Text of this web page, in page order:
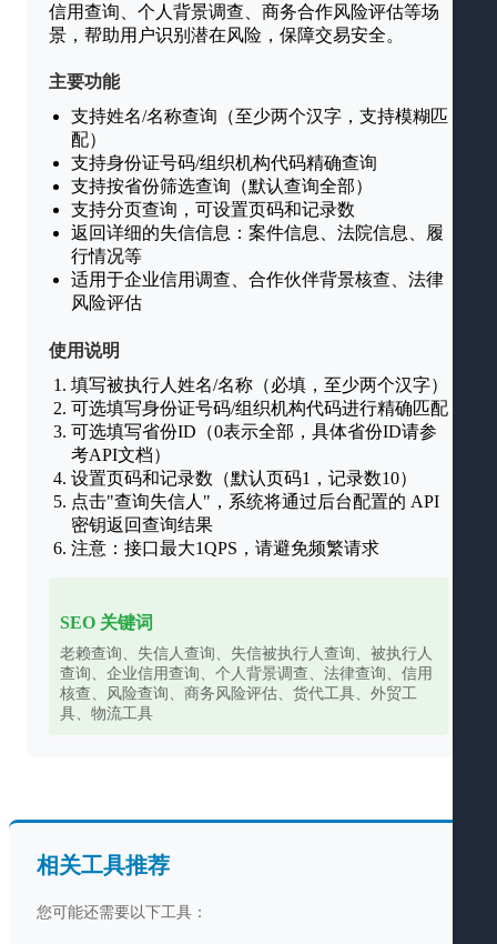
信用查询、个人背景调查、商务合作风险评估等场
景，帮助用户识别潜在风险，保障交易安全。
主要功能
支持姓名/名称查询（至少两个汉字，支持模糊匹
配）
支持身份证号码/组织机构代码精确查询
支持按省份筛选查询（默认查询全部）
支持分页查询，可设置页码和记录数
返回详细的失信信息：案件信息、法院信息、履
行情况等
适用于企业信用调查、合作伙伴背景核查、法律
风险评估
使用说明
填写被执行人姓名/名称（必填，至少两个汉字）
可选填写身份证号码/组织机构代码进行精确匹配
可选填写省份ID（0表示全部，具体省份ID请参
考API文档）
设置页码和记录数（默认页码1，记录数10）
点击"查询失信人"，系统将通过后台配置的 API
密钥返回查询结果
注意：接口最大1QPS，请避免频繁请求
SEO 关键词
老赖查询、失信人查询、失信被执行人查询、被执行人
查询、企业信用查询、个人背景调查、法律查询、信用
核查、风险查询、商务风险评估、货代工具、外贸工
具、物流工具
相关工具推荐
您可能还需要以下工具：